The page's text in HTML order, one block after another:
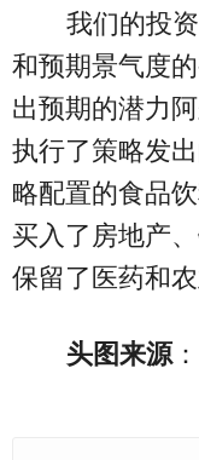
我们的投
和预期景气度
出预期的潜力
执行了策略发
略配置的食品
买入了房地产
保留了医药和农
头图来源